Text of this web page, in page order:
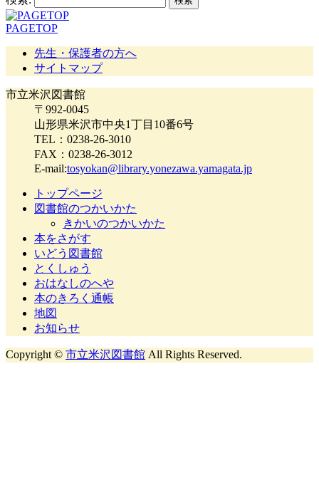
PAGETOP
先生・保護者の方へ
サイトマップ
市立米沢図書館
〒992-0045
山形県米沢市中央1丁目10番6号
TEL：0238-26-3010
FAX：0238-26-3012
E-mail:tosyokan@library.yonezawa.yamagata.jp
トップページ
図書館のつかいかた
きかいのつかいかた
本をさがす
いどう図書館
とくしゅう
おはなしのへや
本のきろく通帳
地図
お知らせ
Copyright © 市立米沢図書館 All Rights Reserved.